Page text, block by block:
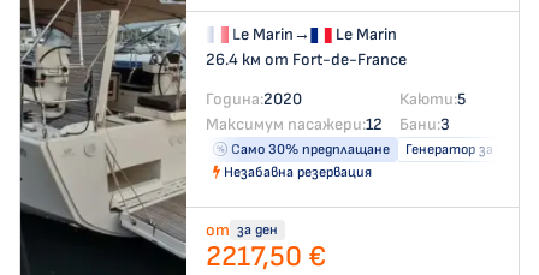
Le Marin→
Le Marin
26.4 км от Fort-de-France
Година:2020 Каюти:5
Максимум пасажери:12 Бани:3
Само 30% предплащане
Генератор за ток
Незабавна резервация
от за ден
2217,50 €